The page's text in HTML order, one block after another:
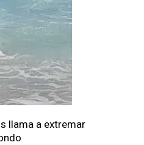
llama a extremar